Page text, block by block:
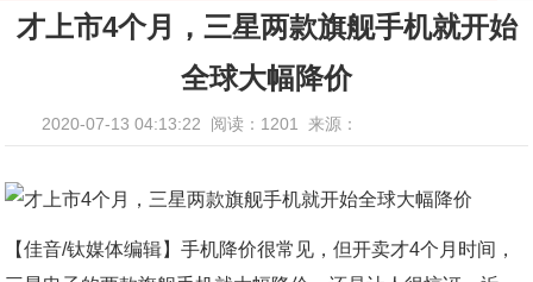
才上市4个月，三星两款旗舰手机就开始
全球大幅降价
2020-07-13 04:13:22 阅读：1201 来源：
【佳音/钛媒体编辑】手机降价很常见，但开卖才4个月时间，